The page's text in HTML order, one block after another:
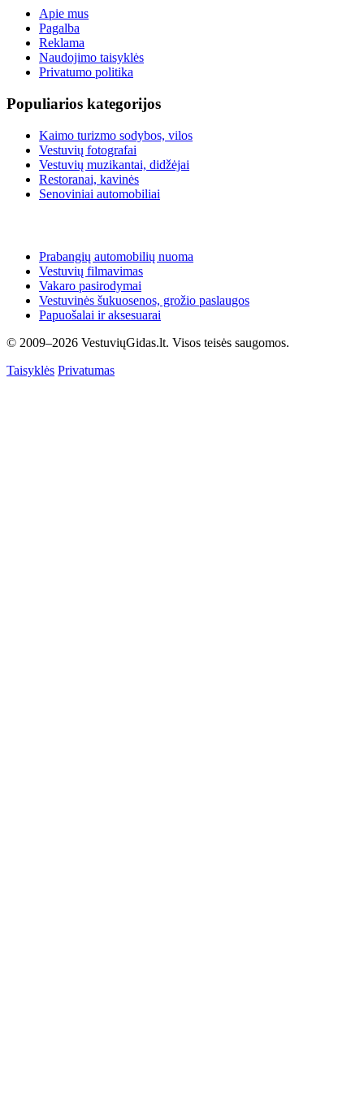
Apie mus
Pagalba
Reklama
Naudojimo taisyklės
Privatumo politika
Populiarios kategorijos
Kaimo turizmo sodybos, vilos
Vestuvių fotografai
Vestuvių muzikantai, didžėjai
Restoranai, kavinės
Senoviniai automobiliai
Prabangių automobilių nuoma
Vestuvių filmavimas
Vakaro pasirodymai
Vestuvinės šukuosenos, grožio paslaugos
Papuošalai ir aksesuarai
© 2009–2026 VestuviųGidas.lt. Visos teisės saugomos.
Taisyklės Privatumas